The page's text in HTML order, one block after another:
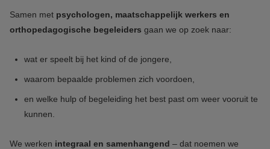
Samen met psychologen, maatschappelijk werkers en
orthopedagogische begeleiders gaan we op zoek naar:
wat er speelt bij het kind of de jongere,
waarom bepaalde problemen zich voordoen,
en welke hulp of begeleiding het best past om weer vooruit te
kunnen.
We werken integraal en samenhangend – dat noemen we